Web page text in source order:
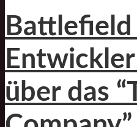
Battlefield
über das